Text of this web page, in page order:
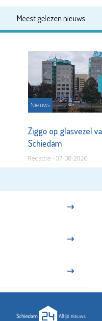
Meest gelezen nieuws
Nieuws
Ziggo op glasvezel
Schiedam
Redactie - 07-08-2026